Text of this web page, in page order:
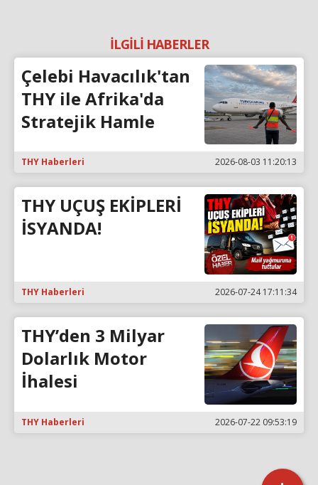
İLGİLİ HABERLER
Çelebi Havacılık'tan
THY ile Afrika'da
Stratejik Hamle
THY Haberleri 2026-08-03 11:20:13
THY UÇUŞ EKİPLERİ
İSYANDA!
THY Haberleri 2026-07-24 17:11:34
THY’den 3 Milyar
Dolarlık Motor
İhalesi
THY Haberleri 2026-07-22 09:53:19